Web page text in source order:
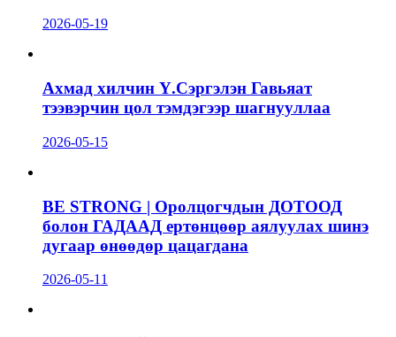
2026-05-19
Ахмад хилчин Ү.Сэргэлэн Гавьяат
тээвэрчин цол тэмдэгээр шагнууллаа
2026-05-15
BE STRONG | Оролцогчдын ДОТООД
болон ГАДААД ертөнцөөр аялуулах шинэ
дугаар өнөөдөр цацагдана
2026-05-11